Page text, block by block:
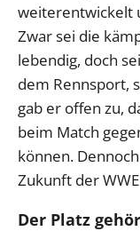
weiterentwickelt
Zwar sei die
lebendig, doch
dem Rennsport,
gab er offen zu,
beim Match
können.
Zukunft der
Der Platz